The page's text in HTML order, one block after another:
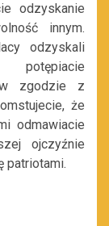
odzyskanie
innym.
odzyskali
w zgodzie z
że
odmawiacie
ojczyźnie
patriotami.